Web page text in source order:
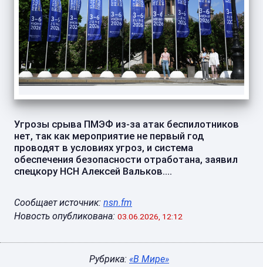
Угрозы срыва ПМЭФ из-за атак беспилотников
нет, так как мероприятие не первый год
проводят в условиях угроз, и система
обеспечения безопасности отработана, заявил
спецкору НСН Алексей Вальков....
Сообщает источник: nsn.fm
Новость опубликована: 03.06.2026, 12:12
Рубрика: «В Мире»